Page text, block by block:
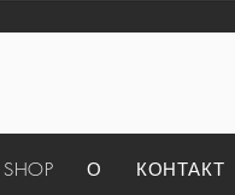
SHOP О КОНТАКТ